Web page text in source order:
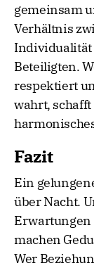
gemeinsam
Verhältnis
Individualität
Beteiligten.
respektiert
wahrt,
Fazit
Ein
über Nacht.
machen
Wer